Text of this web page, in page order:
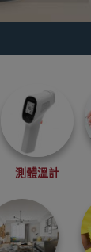
測體溫計